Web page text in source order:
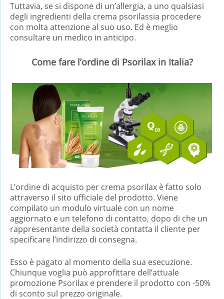
Tuttavia, se si dispone di un’allergia, a uno qualsiasi
degli ingredienti della crema psorilassia procedere
con molta attenzione al suo uso. Ed è meglio
consultare un medico in anticipo.
Come fare l’ordine di Psorilax in Italia?
L’ordine di acquisto per crema psorilax è fatto solo
attraverso il sito ufficiale del prodotto. Viene
compilato un modulo virtuale con un nome
aggiornato e un telefono di contatto, dopo di che un
rappresentante della società contatta il cliente per
specificare l’indirizzo di consegna.
Esso è pagato al momento della sua esecuzione.
Chiunque voglia può approfittare dell’attuale
promozione Psorilax e prendere il prodotto con -50%
di sconto sul prezzo originale.